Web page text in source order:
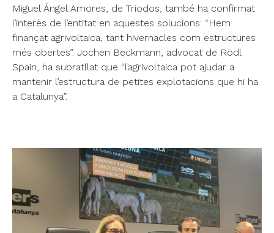
Miguel Ángel Amores, de Triodos, també ha confirmat
l’interès de l’entitat en aquestes solucions: “Hem
finançat agrivoltaica, tant hivernacles com estructures
més obertes”. Jochen Beckmann, advocat de Rödl
Spain, ha subratllat que “l’agrivoltaica pot ajudar a
mantenir l’estructura de petites explotacions que hi ha
a Catalunya”.